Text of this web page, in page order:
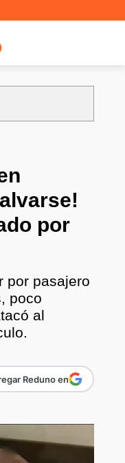
por
por pasajero
poco
al
Reduno en